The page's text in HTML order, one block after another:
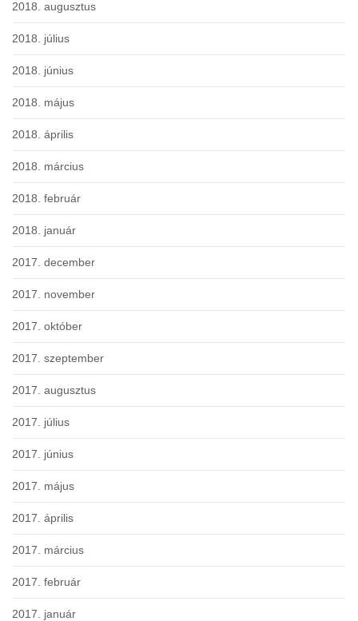
2018. augusztus
2018. július
2018. június
2018. május
2018. április
2018. március
2018. február
2018. január
2017. december
2017. november
2017. október
2017. szeptember
2017. augusztus
2017. július
2017. június
2017. május
2017. április
2017. március
2017. február
2017. január